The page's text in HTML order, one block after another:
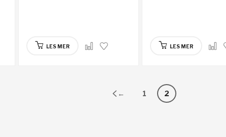
LES MER LES MER
← 1 2